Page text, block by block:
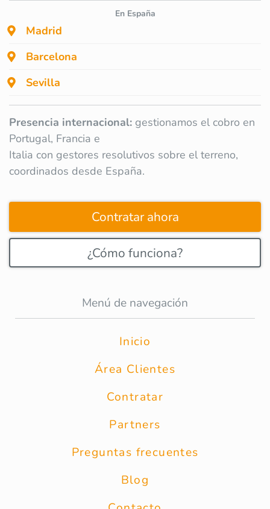
En España
Madrid
Barcelona
Sevilla
Presencia internacional: gestionamos el cobro en
Portugal, Francia e
Italia con gestores resolutivos sobre el terreno,
coordinados desde España.
Contratar ahora
¿Cómo funciona?
Menú de navegación
Inicio
Área Clientes
Contratar
Partners
Preguntas frecuentes
Blog